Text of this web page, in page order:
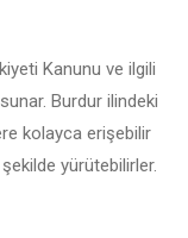
Kanunu ve ilgili
Burdur ilindeki
kolayca erişebilir
yürütebilirler.